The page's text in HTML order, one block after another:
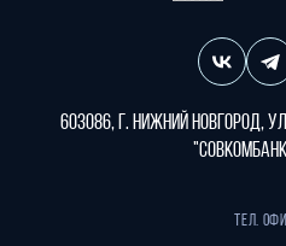
603086, г. Нижний Новгород,
Тел.